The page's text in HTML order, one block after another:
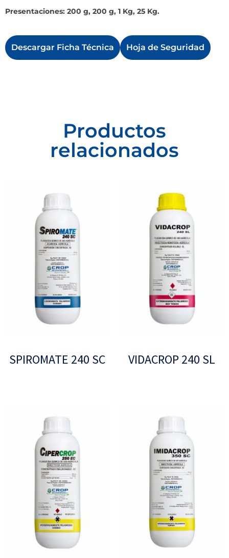
Presentaciones: 200 g, 200 g, 1 Kg, 25 Kg.
Descargar Ficha Técnica Hoja de Seguridad
Productos
relacionados
SPIROMATE 240 SC VIDACROP 240 SL